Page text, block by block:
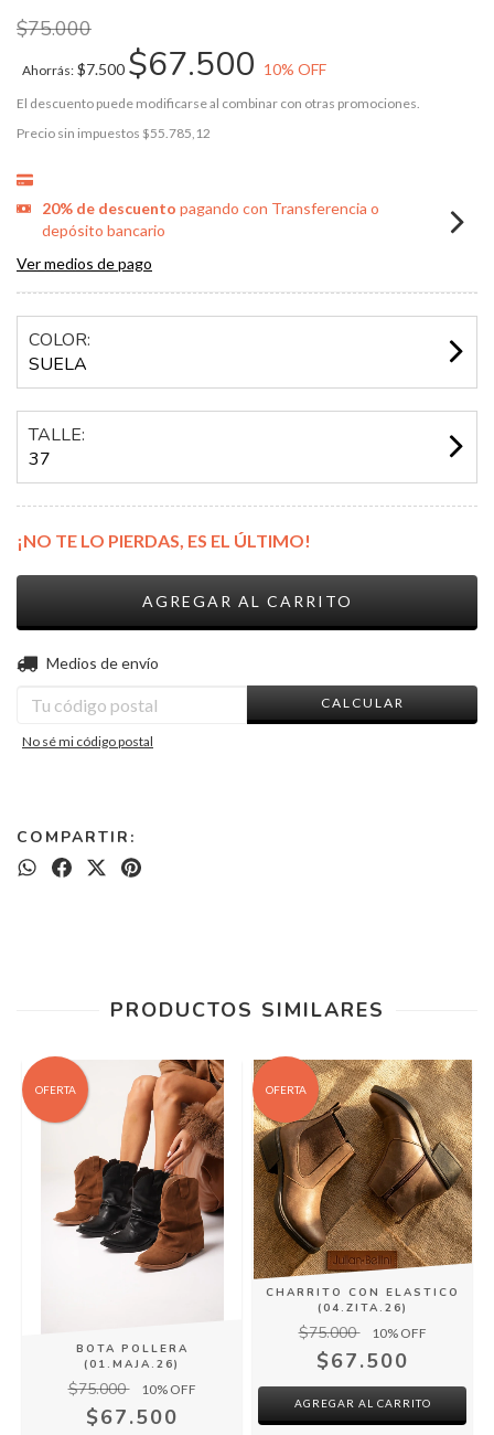
$75.000
Ahorrás: $7.500 $67.500 10% OFF
El descuento puede modificarse al combinar con otras promociones.
Precio sin impuestos $55.785,12
20% de descuento pagando con Transferencia o
depósito bancario
Ver medios de pago
COLOR:
SUELA
TALLE:
37
¡NO TE LO PIERDAS, ES EL ÚLTIMO!
Entregas para el CP:
Medios de envío
CALCULAR
No sé mi código postal
COMPARTIR:
PRODUCTOS SIMILARES
OFERTA
BOTA POLLERA
(01.MAJA.26)
$75.000 10% OFF
$67.500
OFERTA
CHARRITO CON ELASTICO
(04.ZITA.26)
$75.000 10% OFF
$67.500
AGREGAR AL CARRITO